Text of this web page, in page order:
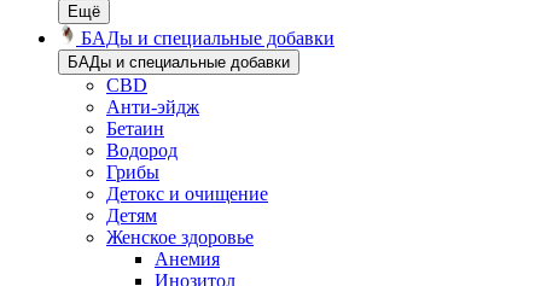
Ещё
БАДы и специальные добавки
БАДы и специальные добавки
CBD
Анти-эйдж
Бетаин
Водород
Грибы
Детокс и очищение
Детям
Женское здоровье
Анемия
Инозитол